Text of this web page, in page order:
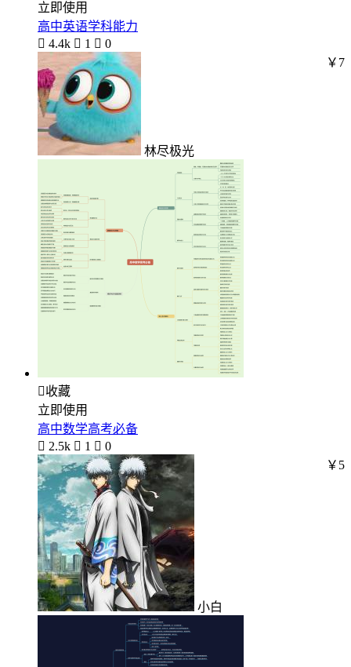
立即使用
高中英语学科能力
 4.4k  1  0
林尽极光
￥7
收藏
立即使用
高中数学高考必备
 2.5k  1  0
小白
￥5